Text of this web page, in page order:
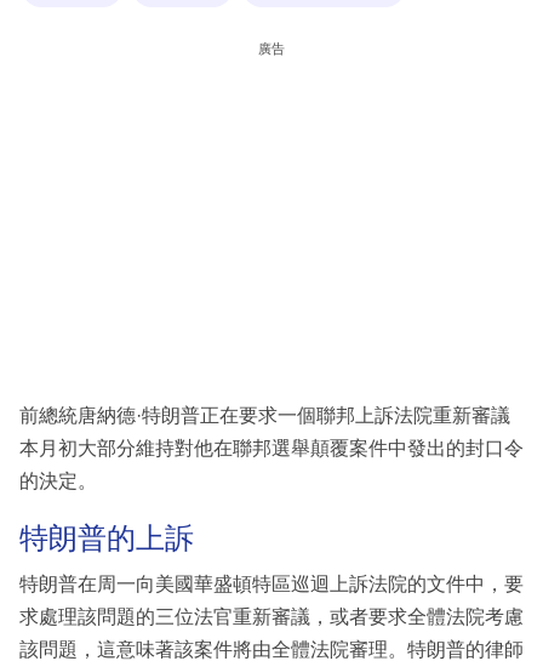
區
廣告
前總統唐納德·特朗普正在要求一個聯邦上訴法院重新審議
本月初大部分維持對他在聯邦選舉顛覆案件中發出的封口令
的決定。
特朗普的上訴
特朗普在周一向美國華盛頓特區巡迴上訴法院的文件中，要
求處理該問題的三位法官重新審議，或者要求全體法院考慮
該問題，這意味著該案件將由全體法院審理。特朗普的律師